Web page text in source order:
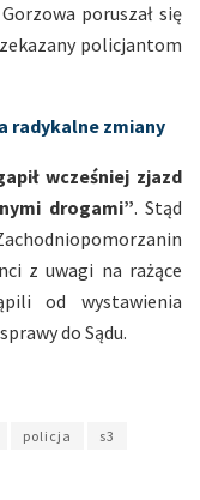
poruszał się
policjantom
radykalne zmiany
wcześniej zjazd
drogami”. Stąd
z uwagi na rażące
od wystawienia
do Sądu.
policja s3